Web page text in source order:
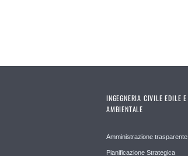
INGEGNERIA CIVILE EDILE E
AMBIENTALE
Amministrazione trasparente
Pianificazione Strategica